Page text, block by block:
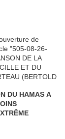
DU HAMAS A